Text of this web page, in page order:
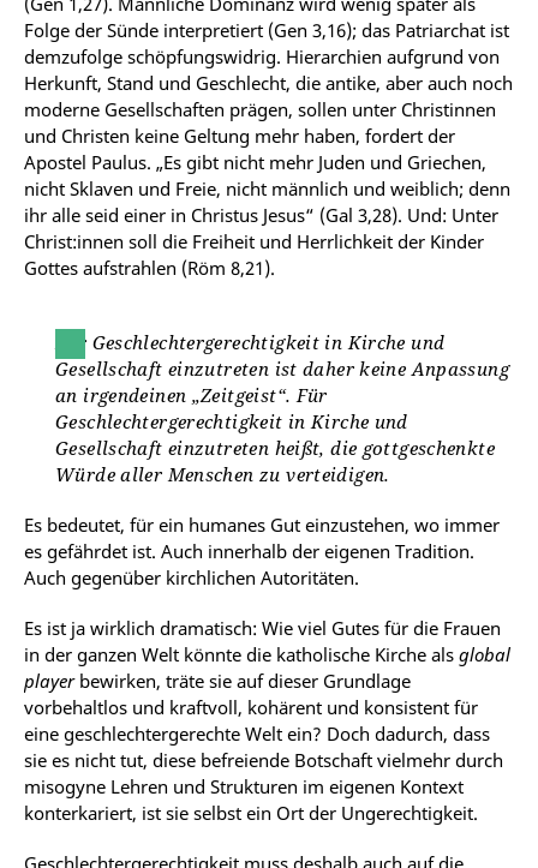
Folge der Sünde interpretiert (Gen 3,16); das Patriarchat ist
demzufolge schöpfungswidrig. Hierarchien aufgrund von
Herkunft, Stand und Geschlecht, die antike, aber auch noch
moderne Gesellschaften prägen, sollen unter Christinnen
und Christen keine Geltung mehr haben, fordert der
Apostel Paulus. „Es gibt nicht mehr Juden und Griechen,
nicht Sklaven und Freie, nicht männlich und weiblich; denn
ihr alle seid einer in Christus Jesus“ (Gal 3,28). Und: Unter
Christ:innen soll die Freiheit und Herrlichkeit der Kinder
Gottes aufstrahlen (Röm 8,21).
Für Geschlechtergerechtigkeit in Kirche und
Gesellschaft einzutreten ist daher keine Anpassung
an irgendeinen „Zeitgeist“. Für
Geschlechtergerechtigkeit in Kirche und
Gesellschaft einzutreten heißt, die gottgeschenkte
Würde aller Menschen zu verteidigen.
Es bedeutet, für ein humanes Gut einzustehen, wo immer
es gefährdet ist. Auch innerhalb der eigenen Tradition.
Auch gegenüber kirchlichen Autoritäten.
Es ist ja wirklich dramatisch: Wie viel Gutes für die Frauen
in der ganzen Welt könnte die katholische Kirche als global
playerbewirken, träte sie auf dieser Grundlage
vorbehaltlos und kraftvoll, kohärent und konsistent für
eine geschlechtergerechte Welt ein? Doch dadurch, dass
sie es nicht tut, diese befreiende Botschaft vielmehr durch
misogyne Lehren und Strukturen im eigenen Kontext
konterkariert, ist sie selbst ein Ort der Ungerechtigkeit.